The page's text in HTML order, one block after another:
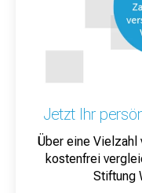
Jetzt Ihr
Über eine Vielzahl
kostenfrei
Stiftung